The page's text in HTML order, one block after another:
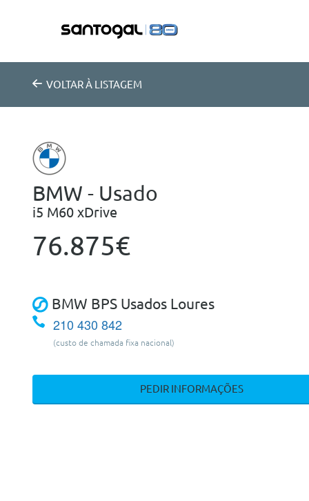
VOLTARÀ LISTAGEM
BMW - Usado
i5 M60 xDrive
76.875€
BMW BPS Usados Loures
210 430 842
(custo de chamada fixa nacional)
PEDIR INFORMAÇÕES